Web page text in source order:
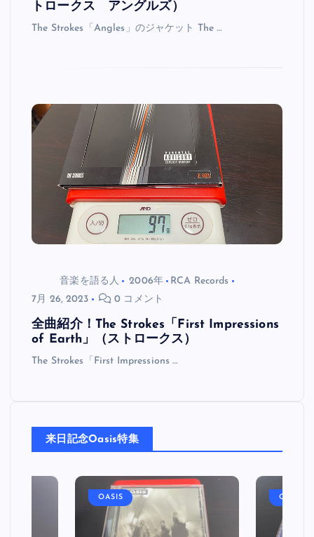
トロークス アングルズ）
The Strokes「Angles」のジャケット The …
音楽を語る人 2006年
RCA Records
7月 26, 2023
0 コメント
全曲紹介！The Strokes「First Impressions
of Earth」（ストロークス）
The Strokes「First Impressions …
来日記念Oasis特集
OASIS OASIS